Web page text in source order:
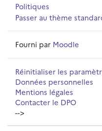
Politiques
Passer au thème
Fourni par Moodle
Réinitialiser les
Données personnelles
Mentions légales
Contacter le DPO
-->